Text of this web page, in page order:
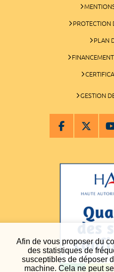
Afin de vous proposer du
des statistiques de
susceptibles de déposer
machine. Cela ne peut
PROTECTION
PLAN
GESTION